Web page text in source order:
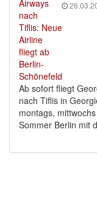
Ab sofort fliegt
nach Tiflis in
montags,
Sommer Berlin mit